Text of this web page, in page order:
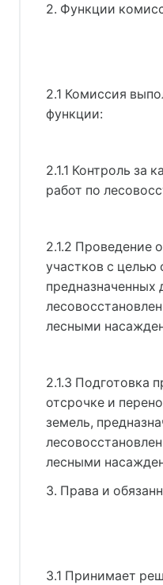
2. Функции
2.1 Комиссия
функции:
2.1.1 Контроль за
работ по
2.1.2 Проведение
участков с целью
предназначенных
лесными
2.1.3 Подготовка
отсрочке и
земель,
лесными
3. Права и
3.1 Принимает